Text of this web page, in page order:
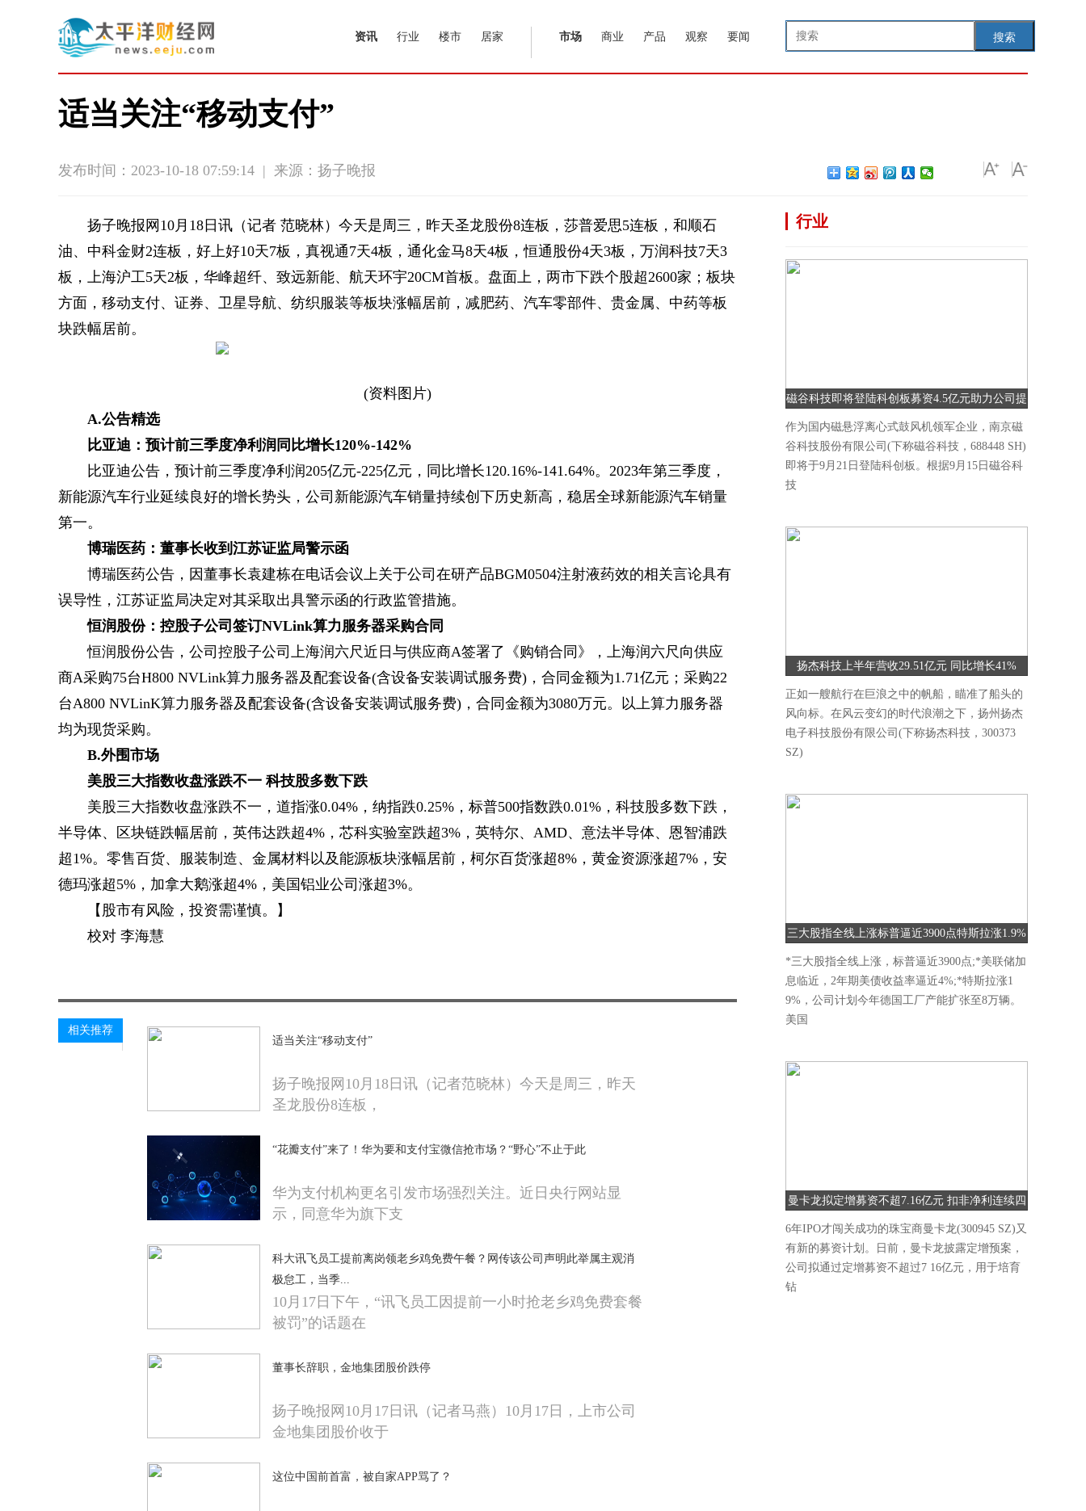
搜索
资讯 行业 楼市 居家 市场 商业 产品 观察 要闻
适当关注“移动支付”
发布时间：2023-10-18 07:59:14 | 来源：扬子晚报
扬子晚报网10月18日讯（记者 范晓林）今天是周三，昨天圣龙股份8连板，莎普爱思5连板，和顺石
油、中科金财2连板，好上好10天7板，真视通7天4板，通化金马8天4板，恒通股份4天3板，万润科技7天3
板，上海沪工5天2板，华峰超纤、致远新能、航天环宇20CM首板。盘面上，两市下跌个股超2600家；板块
方面，移动支付、证券、卫星导航、纺织服装等板块涨幅居前，减肥药、汽车零部件、贵金属、中药等板
块跌幅居前。
(资料图片)
A.公告精选
比亚迪：预计前三季度净利润同比增长120%-142%
比亚迪公告，预计前三季度净利润205亿元-225亿元，同比增长120.16%-141.64%。2023年第三季度，
新能源汽车行业延续良好的增长势头，公司新能源汽车销量持续创下历史新高，稳居全球新能源汽车销量
第一。
博瑞医药：董事长收到江苏证监局警示函
博瑞医药公告，因董事长袁建栋在电话会议上关于公司在研产品BGM0504注射液药效的相关言论具有
误导性，江苏证监局决定对其采取出具警示函的行政监管措施。
恒润股份：控股子公司签订NVLink算力服务器采购合同
恒润股份公告，公司控股子公司上海润六尺近日与供应商A签署了《购销合同》，上海润六尺向供应
商A采购75台H800 NVLink算力服务器及配套设备(含设备安装调试服务费)，合同金额为1.71亿元；采购22
台A800 NVLinK算力服务器及配套设备(含设备安装调试服务费)，合同金额为3080万元。以上算力服务器
均为现货采购。
B.外围市场
美股三大指数收盘涨跌不一 科技股多数下跌
美股三大指数收盘涨跌不一，道指涨0.04%，纳指跌0.25%，标普500指数跌0.01%，科技股多数下跌，
半导体、区块链跌幅居前，英伟达跌超4%，芯科实验室跌超3%，英特尔、AMD、意法半导体、恩智浦跌
超1%。零售百货、服装制造、金属材料以及能源板块涨幅居前，柯尔百货涨超8%，黄金资源涨超7%，安
德玛涨超5%，加拿大鹅涨超4%，美国铝业公司涨超3%。
【股市有风险，投资需谨慎。】
校对 李海慧
相关推荐
适当关注“移动支付”
扬子晚报网10月18日讯（记者范晓林）今天是周三，昨天
圣龙股份8连板，
“花瓣支付”来了！华为要和支付宝微信抢市场？“野心”不止于此
华为支付机构更名引发市场强烈关注。近日央行网站显
示，同意华为旗下支
科大讯飞员工提前离岗领老乡鸡免费午餐？网传该公司声明此举属主观消
极怠工，当季...
10月17日下午，“讯飞员工因提前一小时抢老乡鸡免费套餐
被罚”的话题在
董事长辞职，金地集团股价跌停
扬子晚报网10月17日讯（记者马燕）10月17日，上市公司
金地集团股价收于
这位中国前首富，被自家APP骂了？
行业
磁谷科技即将登陆科创板募资4.5亿元助力公司提
升研发能力
作为国内磁悬浮离心式鼓风机领军企业，南京磁
谷科技股份有限公司(下称磁谷科技，688448 SH)
即将于9月21日登陆科创板。根据9月15日磁谷科
技
扬杰科技上半年营收29.51亿元 同比增长41%
正如一艘航行在巨浪之中的帆船，瞄准了船头的
风向标。在风云变幻的时代浪潮之下，扬州扬杰
电子科技股份有限公司(下称扬杰科技，300373
SZ)
三大股指全线上涨标普逼近3900点特斯拉涨1.9%
*三大股指全线上涨，标普逼近3900点;*美联储加
息临近，2年期美债收益率逼近4%;*特斯拉涨1
9%，公司计划今年德国工厂产能扩张至8万辆。
美国
曼卡龙拟定增募资不超7.16亿元 扣非净利连续四
季度下降
6年IPO才闯关成功的珠宝商曼卡龙(300945 SZ)又
有新的募资计划。日前，曼卡龙披露定增预案，
公司拟通过定增募资不超过7 16亿元，用于培育
钻